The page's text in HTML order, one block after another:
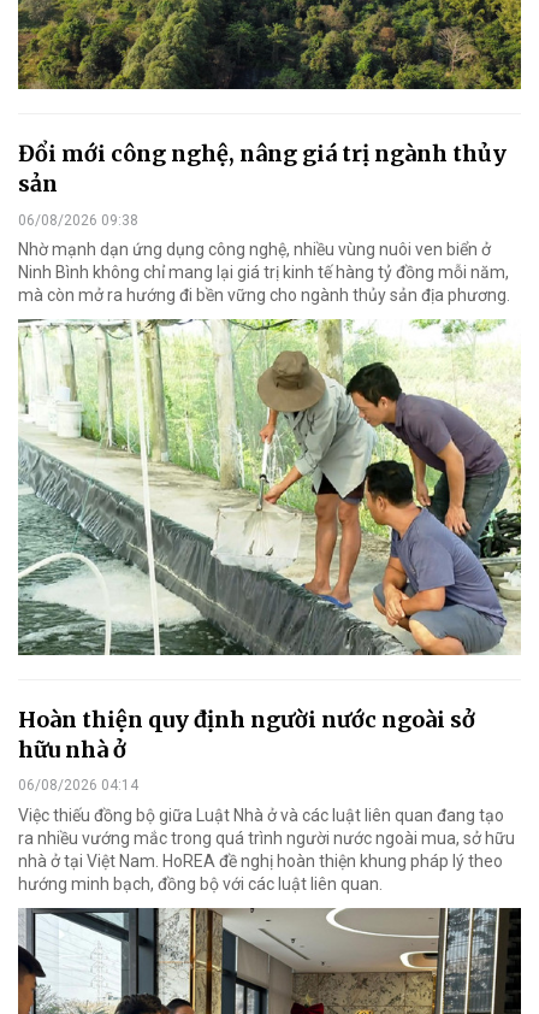
Đổi mới công nghệ, nâng giá trị ngành thủy
sản
06/08/2026 09:38
Nhờ mạnh dạn ứng dụng công nghệ, nhiều vùng nuôi ven biển ở
Ninh Bình không chỉ mang lại giá trị kinh tế hàng tỷ đồng mỗi năm,
mà còn mở ra hướng đi bền vững cho ngành thủy sản địa phương.
Hoàn thiện quy định người nước ngoài sở
hữu nhà ở
06/08/2026 04:14
Việc thiếu đồng bộ giữa Luật Nhà ở và các luật liên quan đang tạo
ra nhiều vướng mắc trong quá trình người nước ngoài mua, sở hữu
nhà ở tại Việt Nam. HoREA đề nghị hoàn thiện khung pháp lý theo
hướng minh bạch, đồng bộ với các luật liên quan.